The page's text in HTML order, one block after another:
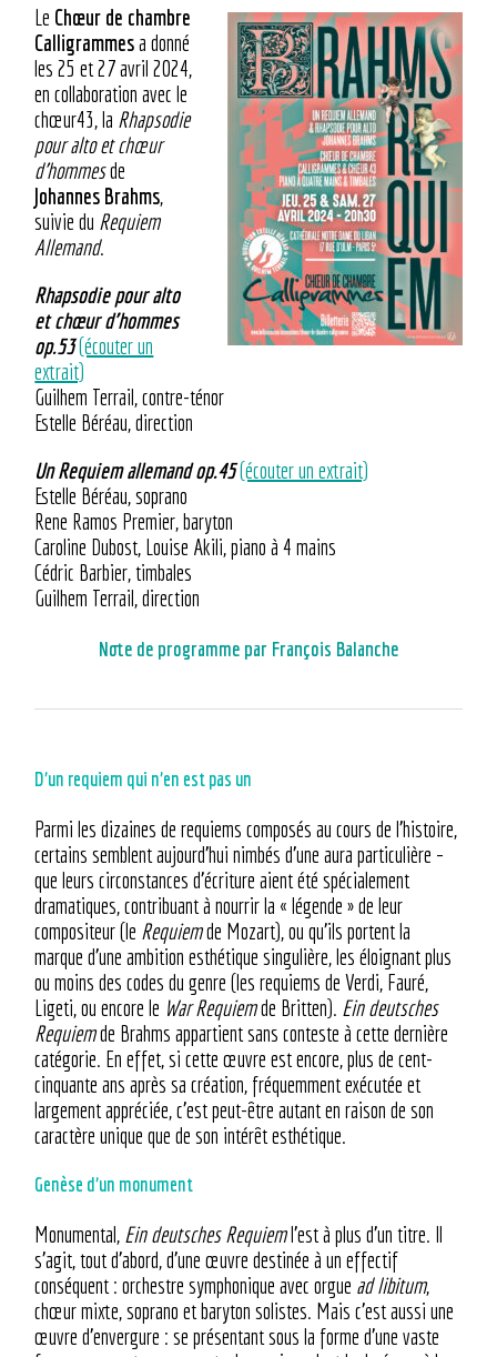
Le Chœur de chambre
Calligrammesa donné
les 25 et 27 avril 2024,
en collaboration avec le
chœur43, la Rhapsodie
pour alto et chœur
d’hommesde
Johannes Brahms,
suivie du Requiem
Allemand.
Rhapsodie pour alto
et chœur d’hommes
op.53(écouter un
extrait)
Guilhem Terrail, contre-ténor
Estelle Béréau, direction
Un Requiem allemand op.45(écouter un extrait)
Estelle Béréau, soprano
Rene Ramos Premier, baryton
Caroline Dubost, Louise Akili, piano à 4 mains
Cédric Barbier, timbales
Guilhem Terrail, direction
Note de programme par François Balanche
D’un requiem qui n’en est pas un
Parmi les dizaines de requiems composés au cours de l’histoire,
certains semblent aujourd’hui nimbés d’une aura particulière –
que leurs circonstances d’écriture aient été spécialement
dramatiques, contribuant à nourrir la « légende » de leur
compositeur (le Requiemde Mozart), ou qu’ils portent la
marque d’une ambition esthétique singulière, les éloignant plus
ou moins des codes du genre (les requiems de Verdi, Fauré,
Ligeti, ou encore le War Requiemde Britten). Ein deutsches
Requiemde Brahms appartient sans conteste à cette dernière
catégorie. En effet, si cette œuvre est encore, plus de cent-
cinquante ans après sa création, fréquemment exécutée et
largement appréciée, c’est peut-être autant en raison de son
caractère unique que de son intérêt esthétique.
Genèse d’un monument
Monumental, Ein deutsches Requieml’est à plus d’un titre. Il
s’agit, tout d’abord, d’une œuvre destinée à un effectif
conséquent : orchestre symphonique avec orgue ad libitum,
chœur mixte, soprano et baryton solistes. Mais c’est aussi une
œuvre d’envergure : se présentant sous la forme d’une vaste